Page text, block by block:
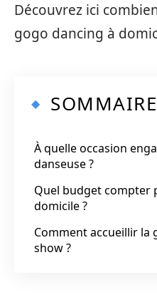
Découvrez ici
gogo dancing à
SOMMAIRE
À quelle occasion
danseuse ?
Quel budget compter
domicile ?
Comment accueillir la
show ?